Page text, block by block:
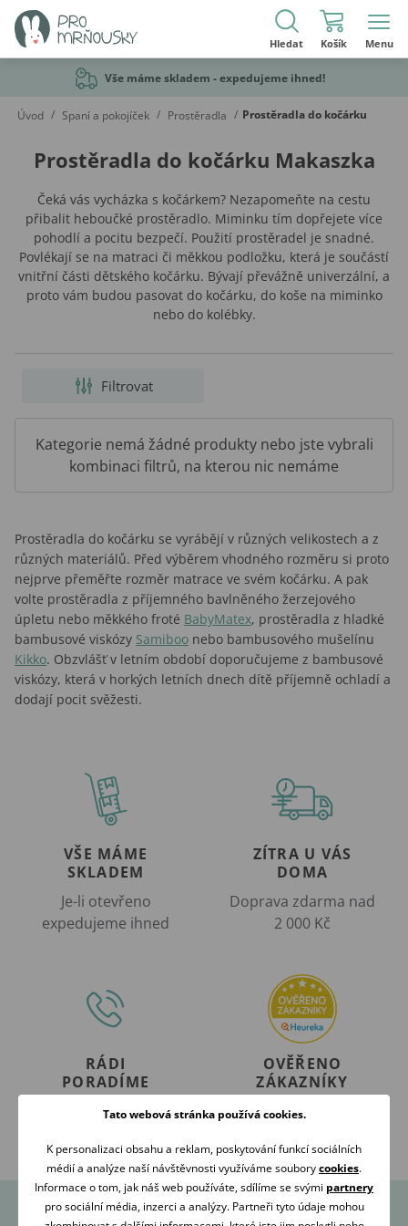
Hledat Košík Menu
Vše máme skladem - expedujeme ihned!
Úvod / Spaní a pokojíček / Prostěradla / Prostěradla do kočárku
Prostěradla do kočárku Makaszka
Čeká vás vycházka s kočárkem? Nezapomeňte na cestu
přibalit heboučké prostěradlo. Miminku tím dopřejete více
pohodlí a pocitu bezpečí. Použití prostěradel je snadné.
Povlékají se na matraci či měkkou podložku, která je součástí
vnitřní části dětského kočárku. Bývají převážně univerzální, a
proto vám budou pasovat do kočárku, do koše na miminko
nebo do kolébky.
Filtrovat
Kategorie nemá žádné produkty nebo jste vybrali
kombinaci filtrů, na kterou nic nemáme
Prostěradla do kočárku se vyrábějí v různých velikostech a z
různých materiálů. Před výběrem vhodného rozměru si proto
nejprve přeměřte rozměr matrace ve svém kočárku. A pak
volte prostěradla z příjemného bavlněného žerzejového
úpletu nebo měkkého froté BabyMatex, prostěradla z hladké
bambusové viskózy Samiboo nebo bambusového mušelínu
Kikko. Obzvlášť v letním období doporučujeme z bambusové
viskózy, která v horkých letních dnech dítě příjemně ochladí a
dodají pocit svěžesti.
VŠE MÁME
SKLADEM
Je-li otevřeno
expedujeme ihned
ZÍTRA U VÁS
DOMA
Doprava zdarma nad
2 000 Kč
RÁDI
PORADÍME
Volejte Po-Pá: 09:00-16:00
OVĚŘENO
ZÁKAZNÍKY
98 % našich zákazníků
Tato webová stránka používá cookies.
K personalizaci obsahu a reklam, poskytování funkcí sociálních
médií a analýze naší návštěvnosti využíváme souborycookies.
Informace o tom, jak náš web používáte, sdílíme se svými partnery
pro sociální média, inzerci a analýzy. Partneři tyto údaje mohou